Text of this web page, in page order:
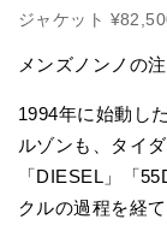
ジャケット
メンズノンノの
1994年に始動し
ルゾンも、タイ
「DIESEL」「
クルの過程を経